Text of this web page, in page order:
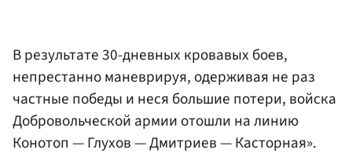
В результате 30-дневных кровавых боев,
непрестанно маневрируя, одерживая не раз
частные победы и неся большие потери, войска
Добровольческой армии отошли на линию
Конотоп — Глухов — Дмитриев — Касторная».